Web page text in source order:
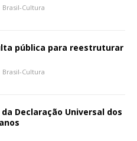
Brasil-Cultura
pública para reestruturar
Brasil-Cultura
da Declaração Universal dos